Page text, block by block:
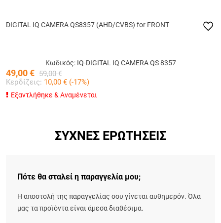
DIGITAL IQ CAMERA QS8357 (AHD/CVBS) for FRONT
Κωδικός: IQ-DIGITAL IQ CAMERA QS 8357
49,00€ 59,00 €
Κερδίζεις: 10,00 € (-17%)
Εξαντλήθηκε & Αναμένεται
ΣΥΧΝΈΣ ΕΡΩΤΉΣΕΙΣ
Πότε θα σταλεί η παραγγελία μου;
Η αποστολή της παραγγελίας σου γίνεται αυθημερόν. Όλα
μας τα προϊόντα είναι άμεσα διαθέσιμα.